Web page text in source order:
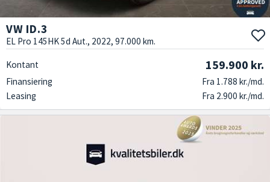
VW ID.3
EL Pro 145HK 5d Aut., 2022, 97.000 km.
Kontant 159.900 kr.
Finansiering
Fra 1.788 kr./md.
Leasing
Fra 2.900 kr./md.